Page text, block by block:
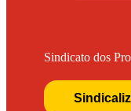
Sindicato dos